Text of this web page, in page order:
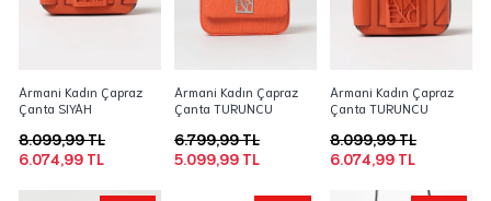
Armani Kadın Çapraz
Çanta SIYAH
6.074,99 TL
8.099,99 TL
Armani Kadın Çapraz
Çanta TURUNCU
5.099,99 TL
6.799,99 TL
Armani Kadın Çapraz
Çanta TURUNCU
6.074,99 TL
8.099,99 TL